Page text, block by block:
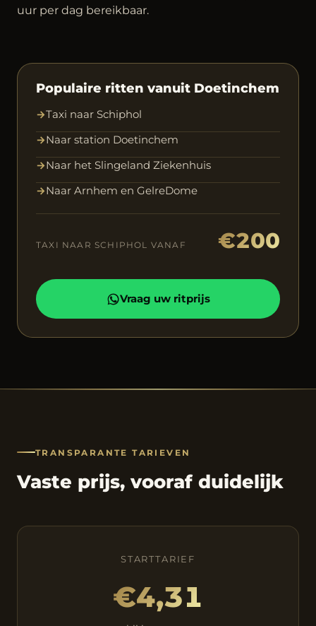
uur per dag bereikbaar.
Populaire ritten vanuit Doetinchem
→Taxi naar Schiphol
→Naar station Doetinchem
→Naar het Slingeland Ziekenhuis
→Naar Arnhem en GelreDome
TAXI NAAR SCHIPHOL VANAF €200
Vraag uw ritprijs
TRANSPARANTE TARIEVEN
Vaste prijs, vooraf duidelijk
STARTTARIEF
€4,31